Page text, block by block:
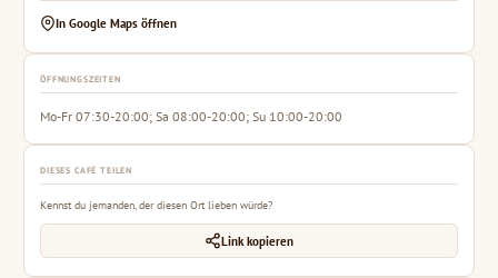
In Google Maps öffnen
ÖFFNUNGSZEITEN
Mo-Fr 07:30-20:00; Sa 08:00-20:00; Su 10:00-20:00
DIESES CAFÉ TEILEN
Kennst du jemanden, der diesen Ort lieben würde?
Link kopieren